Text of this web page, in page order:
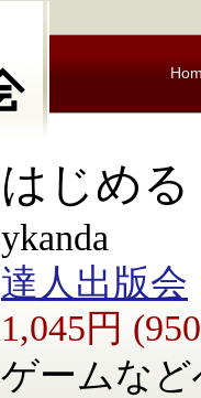
はじめる
ykanda
達人出版会
1,045円
ゲームな